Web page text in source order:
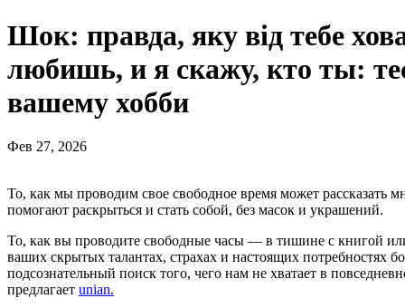
Шок: правда, яку від тебе
любишь, и я скажу, кто ты:
вашему хобби
Фев 27, 2026
То, как мы проводим свое свободное время может рассказать
помогают раскрыться и стать собой, без масок и украшений.
То, как вы проводите свободные часы — в тишине с книгой
ваших скрытых талантах, страхах и настоящих потребностях
подсознательный поиск того, чего нам не хватает в
предлагает unian.